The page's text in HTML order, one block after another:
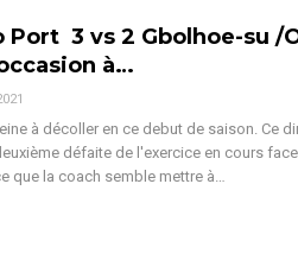
Port 3 vs 2 Gbolhoe-su
à…
à décoller en ce debut de saison. Ce
défaite de l'exercice en cours
que la coach semble mettre à…